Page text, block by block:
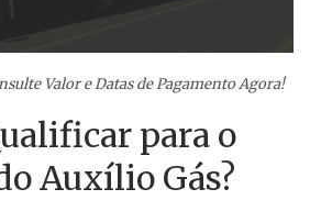
Valor e Datas de Pagamento Agora!
para o
Auxílio Gás?